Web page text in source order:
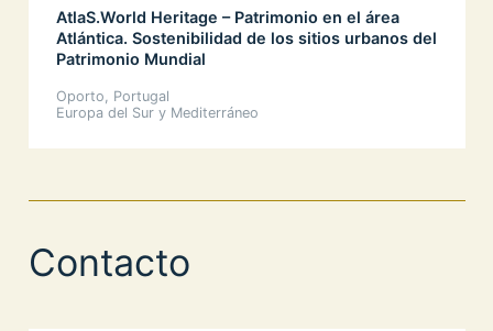
AtlaS.World Heritage – Patrimonio en el área
Atlántica. Sostenibilidad de los sitios urbanos del
Patrimonio Mundial
Oporto, Portugal
Europa del Sur y Mediterráneo
Contacto